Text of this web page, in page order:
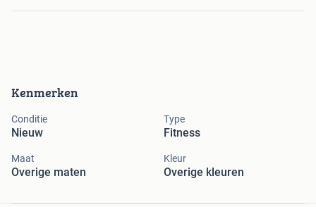
Kenmerken
Conditie
Nieuw
Type
Fitness
Maat
Overige maten
Kleur
Overige kleuren